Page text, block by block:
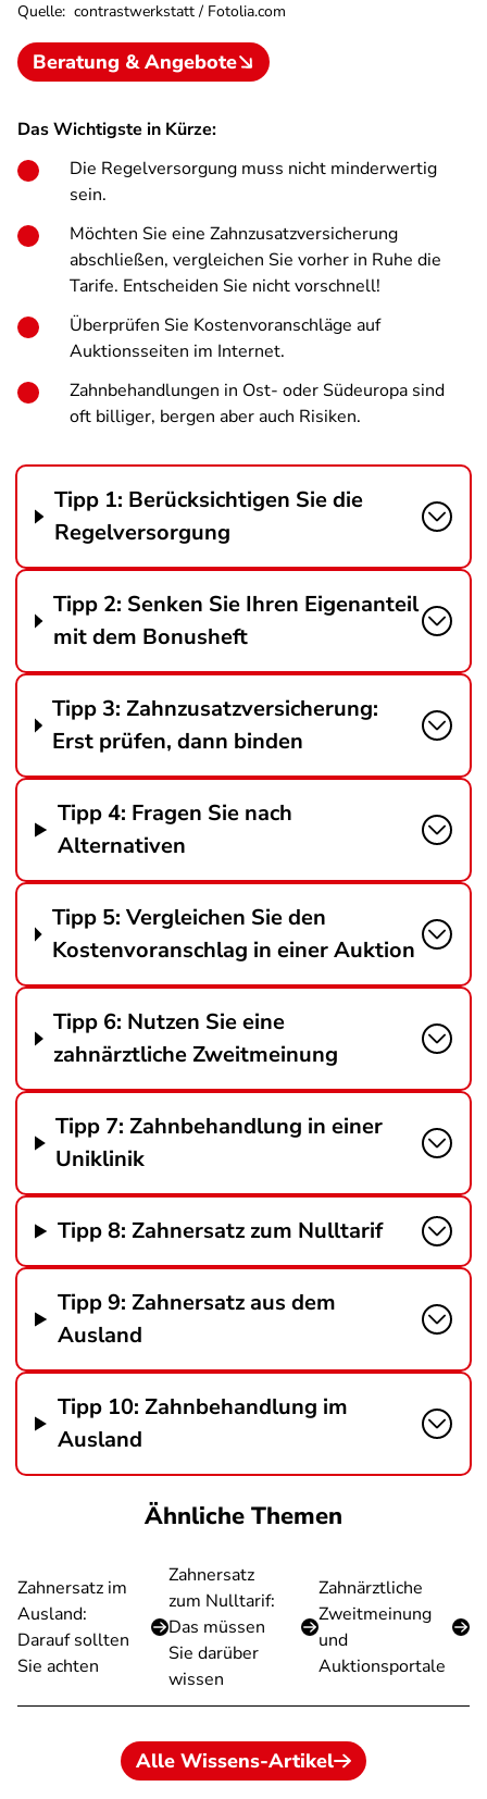
Quelle: contrastwerkstatt / Fotolia.com
Beratung & Angebote
Das Wichtigste in Kürze:
Die Regelversorgung muss nicht minderwertig
sein.
Möchten Sie eine Zahnzusatzversicherung
abschließen, vergleichen Sie vorher in Ruhe die
Tarife. Entscheiden Sie nicht vorschnell!
Überprüfen Sie Kostenvoranschläge auf
Auktionsseiten im Internet.
Zahnbehandlungen in Ost- oder Südeuropa sind
oft billiger, bergen aber auch Risiken.
Tipp 1: Berücksichtigen Sie die
Regelversorgung
Tipp 2: Senken Sie Ihren Eigenanteil
mit dem Bonusheft
Tipp 3: Zahnzusatzversicherung:
Erst prüfen, dann binden
Tipp 4: Fragen Sie nach
Alternativen
Tipp 5: Vergleichen Sie den
Kostenvoranschlag in einer Auktion
Tipp 6: Nutzen Sie eine
zahnärztliche Zweitmeinung
Tipp 7: Zahnbehandlung in einer
Uniklinik
Tipp 8: Zahnersatz zum Nulltarif
Tipp 9: Zahnersatz aus dem
Ausland
Tipp 10: Zahnbehandlung im
Ausland
Ähnliche Themen
Zahnersatz im
Ausland:
Darauf sollten
Sie achten
Zahnersatz
zum Nulltarif:
Das müssen
Sie darüber
wissen
Zahnärztliche
Zweitmeinung
und
Auktionsportale
Alle Wissens-Artikel